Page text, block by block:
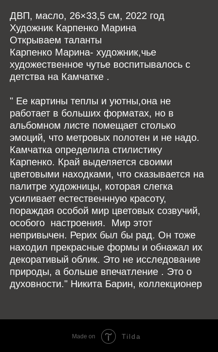
ДВП, масло, 26×33,5 см, 2022 год
Художник Карпенко Марина
Открываем таланты
Карпенко Марина- художник,чье
художественное чутье воспитывалось с
детства на Камчатке .
" Ее картины теплы и уютны,она не
работает в больших форматах, но в
альбомном листе помещает столько
эмоций, что метровых полотен и не надо.
Камчатка определила стилистику
Карпенко. Край выделяется своими
цветовыми находками, что сказывается на
палитре художницы, которая слегка
усиливает естественнную красоту,
пораждая особой мир цветовых созвучий,
особого настроения. Мир этот
непривычен. Рерих был бы рад. Он тоже
находил прекрасные формы и обнажал их
декоративый облик. Это не исследование
природы, а больше впечатление . Это о
духовности." Никита Барин, коллекционер
Made on Tilda